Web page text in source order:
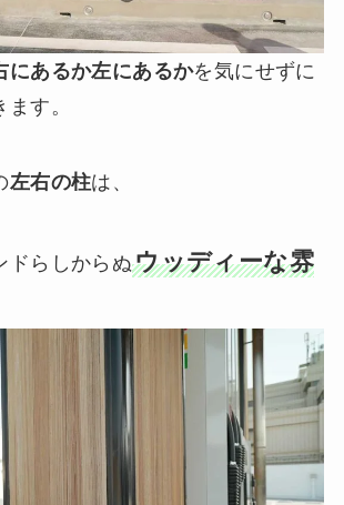
にあるか左にあるかを気にせずに
す。
左右の柱は、
ドらしからぬウッディーな雰